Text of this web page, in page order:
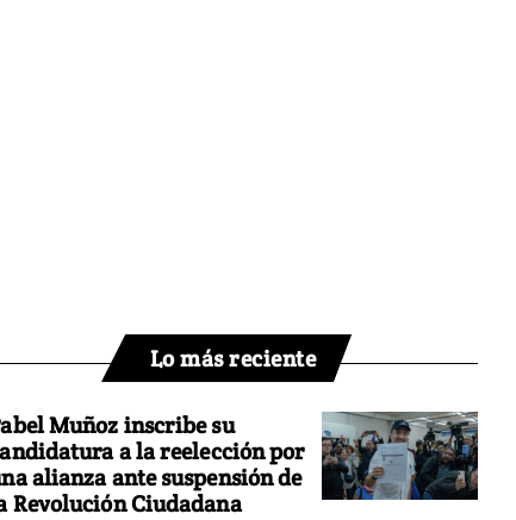
Lo más reciente
Muñoz inscribe su
a la reelección por
alianza ante suspensión de
Revolución Ciudadana